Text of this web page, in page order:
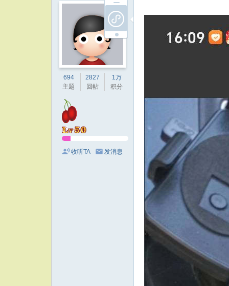
694
主题
2827
回帖
1万
积分
收听TA 发消息